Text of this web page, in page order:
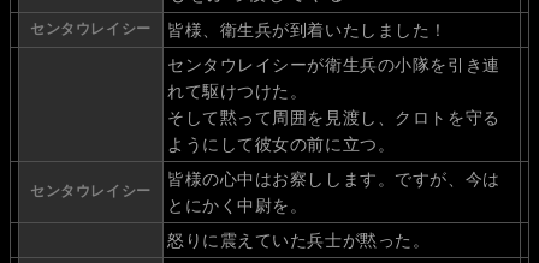
センタウレイシー
皆様、衛生兵が到着いたしました！
センタウレイシーが衛生兵の小隊を引き連
れて駆けつけた。
そして黙って周囲を見渡し、クロトを守る
ようにして彼女の前に立つ。
センタウレイシー
皆様の心中はお察しします。ですが、今は
とにかく中尉を。
怒りに震えていた兵士が黙った。